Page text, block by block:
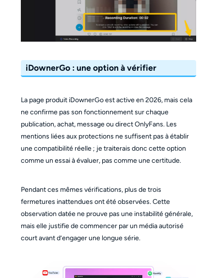
iDownerGo : une option à vérifier
La page produit iDownerGo est active en 2026, mais cela
ne confirme pas son fonctionnement sur chaque
publication, achat, message ou direct OnlyFans. Les
mentions liées aux protections ne suffisent pas à établir
une compatibilité réelle ; je traiterais donc cette option
comme un essai à évaluer, pas comme une certitude.
Pendant ces mêmes vérifications, plus de trois
fermetures inattendues ont été observées. Cette
observation datée ne prouve pas une instabilité générale,
mais elle justifie de commencer par un média autorisé
court avant d’engager une longue série.